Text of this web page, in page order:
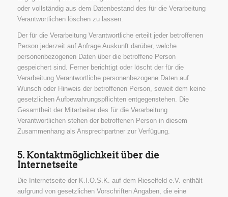
oder vollständig aus dem Datenbestand des für die Verarbeitung
Verantwortlichen löschen zu lassen.
Der für die Verarbeitung Verantwortliche erteilt jeder betroffenen
Person jederzeit auf Anfrage Auskunft darüber, welche
personenbezogenen Daten über die betroffene Person
gespeichert sind. Ferner berichtigt oder löscht der für die
Verarbeitung Verantwortliche personenbezogene Daten auf
Wunsch oder Hinweis der betroffenen Person, soweit dem keine
gesetzlichen Aufbewahrungspflichten entgegenstehen. Die
Gesamtheit der Mitarbeiter des für die Verarbeitung
Verantwortlichen stehen der betroffenen Person in diesem
Zusammenhang als Ansprechpartner zur Verfügung.
5. Kontaktmöglichkeit über die
Internetseite
Die Internetseite der K.I.O.S.K. auf dem Rieselfeld e.V. enthält
aufgrund von gesetzlichen Vorschriften Angaben, die eine